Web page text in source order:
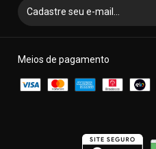
Meios de pagamento